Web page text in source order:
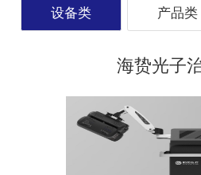
设备类 产品类
海贽光子